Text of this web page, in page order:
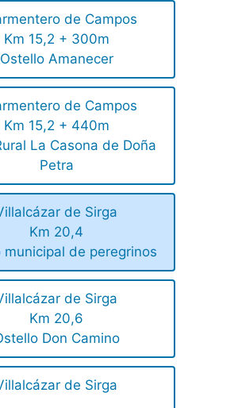
de Campos
Km 15,2 + 300m
Ostello Amanecer
de Campos
Km 15,2 + 440m
La Casona de Doña
Petra
de Sirga
Km 20,4
municipal de peregrinos
de Sirga
Km 20,6
Don Camino
de Sirga